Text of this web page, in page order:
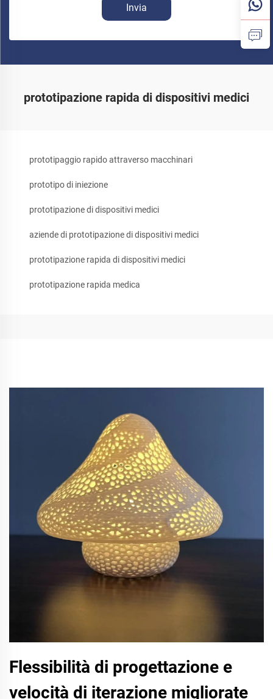
Invia
prototipazione rapida di dispositivi medici
prototipaggio rapido attraverso macchinari
prototipo di iniezione
prototipazione di dispositivi medici
aziende di prototipazione di dispositivi medici
prototipazione rapida di dispositivi medici
prototipazione rapida medica
Flessibilità di progettazione e
velocità di iterazione migliorate